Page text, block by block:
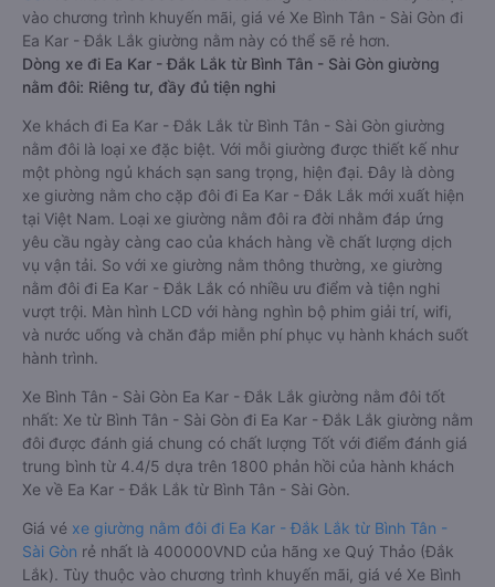
vào chương trình khuyến mãi, giá vé Xe Bình Tân - Sài Gòn đi
Ea Kar - Đắk Lắk giường nằm này có thể sẽ rẻ hơn.
Dòng xe đi Ea Kar - Đắk Lắk từ Bình Tân - Sài Gòn giường
nằm đôi: Riêng tư, đầy đủ tiện nghi
Xe khách đi Ea Kar - Đắk Lắk từ Bình Tân - Sài Gòn giường
nằm đôi là loại xe đặc biệt. Với mỗi giường được thiết kế như
một phòng ngủ khách sạn sang trọng, hiện đại. Đây là dòng
xe giường nằm cho cặp đôi đi Ea Kar - Đắk Lắk mới xuất hiện
tại Việt Nam. Loại xe giường nằm đôi ra đời nhằm đáp ứng
yêu cầu ngày càng cao của khách hàng về chất lượng dịch
vụ vận tải. So với xe giường nằm thông thường, xe giường
nằm đôi đi Ea Kar - Đắk Lắk có nhiều ưu điểm và tiện nghi
vượt trội. Màn hình LCD với hàng nghìn bộ phim giải trí, wifi,
và nước uống và chăn đắp miễn phí phục vụ hành khách suốt
hành trình.
Xe Bình Tân - Sài Gòn Ea Kar - Đắk Lắk giường nằm đôi tốt
nhất: Xe từ Bình Tân - Sài Gòn đi Ea Kar - Đắk Lắk giường nằm
đôi được đánh giá chung có chất lượng Tốt với điểm đánh giá
trung bình từ 4.4/5 dựa trên 1800 phản hồi của hành khách
Xe về Ea Kar - Đắk Lắk từ Bình Tân - Sài Gòn.
Giá vé xe giường nằm đôi đi Ea Kar - Đắk Lắk từ Bình Tân -
Sài Gòn rẻ nhất là 400000VND của hãng xe Quý Thảo (Đắk
Lắk). Tùy thuộc vào chương trình khuyến mãi, giá vé Xe Bình